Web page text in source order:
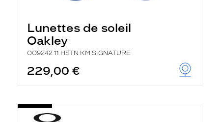
Lunettes de soleil
Oakley
OO9242 11 HSTN KM SIGNATURE
229,00 €